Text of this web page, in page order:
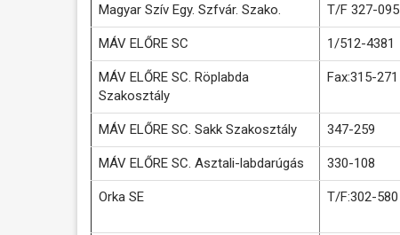
Magyar Szív Egy. Szfvár. Szako. T/F 327-095
MÁV ELŐRE SC 1/512-4381
MÁV ELŐRE SC. Röplabda
Szakosztály
Fax:315-271
MÁV ELŐRE SC. Sakk Szakosztály 347-259
MÁV ELŐRE SC. Asztali-labdarúgás 330-108
Orka SE T/F:302-580